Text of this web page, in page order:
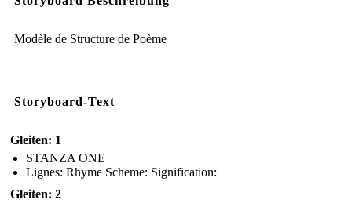
Modèle de Structure de Poème
Storyboard-Text
Gleiten: 1
STANZA ONE
Lignes: Rhyme Scheme: Signification:
Gleiten: 2